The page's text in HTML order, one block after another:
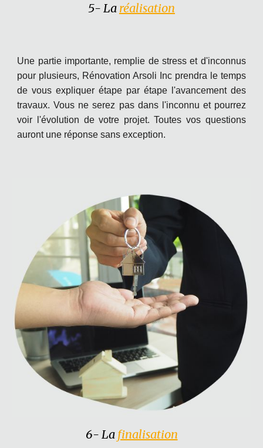
5- La réalisation
Une partie importante, remplie de stress et d'inconnus
pour plusieurs, Rénovation Arsoli Inc prendra le temps
de vous expliquer étape par étape l'avancement des
travaux. Vous ne serez pas dans l'inconnu et pourrez
voir l'évolution de votre projet. Toutes vos questions
auront une réponse sans exception.
6- La finalisation